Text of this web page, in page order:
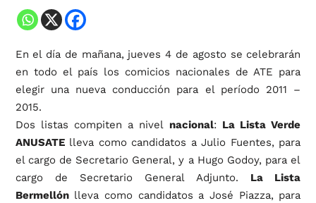
En el día de mañana, jueves 4 de agosto se celebrarán
en todo el país los comicios nacionales de ATE para
elegir una nueva conducción para el período 2011 –
2015.
Dos listas compiten a nivel nacional: La Lista Verde
ANUSATElleva como candidatos a Julio Fuentes, para
el cargo de Secretario General, y a Hugo Godoy, para el
cargo de Secretario General Adjunto. La Lista
Bermellónlleva como candidatos a José Piazza, para